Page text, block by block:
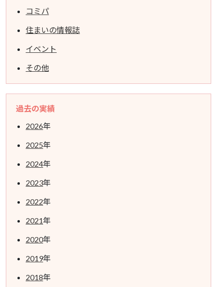
コミパ
住まいの情報誌
イベント
その他
過去の実績
2026年
2025年
2024年
2023年
2022年
2021年
2020年
2019年
2018年